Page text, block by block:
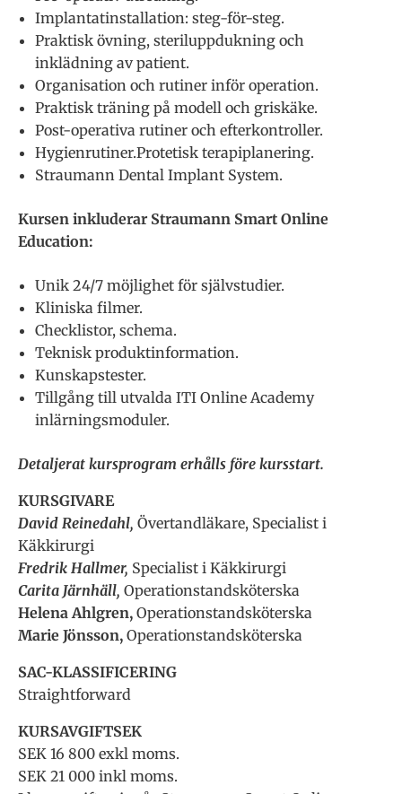
Implantatinstallation: steg-för-steg.
Praktisk övning, steriluppdukning och
inklädning av patient.
Organisation och rutiner inför operation.
Praktisk träning på modell och griskäke.
Post-operativa rutiner och efterkontroller.
Hygienrutiner.Protetisk terapiplanering.
Straumann Dental Implant System.
Kursen inkluderar Straumann Smart Online
Education:
Unik 24/7 möjlighet för självstudier.
Kliniska filmer.
Checklistor, schema.
Teknisk produktinformation.
Kunskapstester.
Tillgång till utvalda ITI Online Academy
inlärningsmoduler.
Detaljerat kursprogram erhålls före kursstart.
KURSGIVARE
David Reinedahl, Övertandläkare, Specialist i
Käkkirurgi
Fredrik Hallmer, Specialist i Käkkirurgi
Carita Järnhäll, Operationstandsköterska
Helena Ahlgren, Operationstandsköterska
Marie Jönsson, Operationstandsköterska
SAC-KLASSIFICERING
Straightforward
KURSAVGIFTSEK
SEK 16 800 exkl moms.
SEK 21 000 inkl moms.